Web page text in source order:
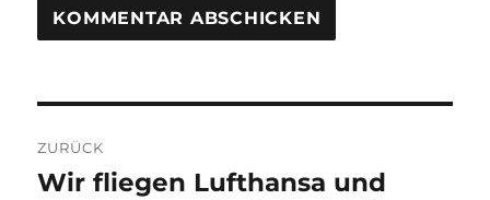
ZURÜCK
Vorheriger
Wir fliegen Lufthansa und